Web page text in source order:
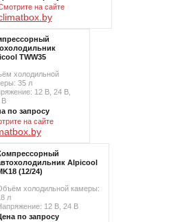
на сайте
TWW35
холодильной
35 л
12 В, 24 В,
В
по запросу
на сайте
Alpicool
(12/24)
холодильной камеры:
л
12 В, 24 В
по запросу